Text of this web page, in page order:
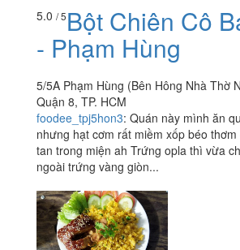
5.0 / 5Bột Chiên Cô
- Phạm Hùng
5/5A Phạm Hùng (Bên Hông Nhà Thờ
Quận 8, TP. HCM
foodee_tpj5hon3: Quán này mình ăn
nhưng hạt cơm rất miềm xốp béo
tan trong miện ah Trứng opla thì vừa
ngoài trứng vàng giòn...